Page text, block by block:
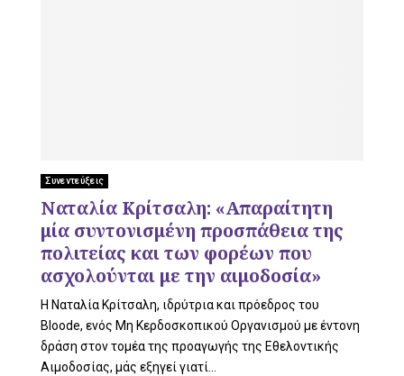
Συνεντεύξεις
Ναταλία Κρίτσαλη: «Απαραίτητη
μία συντονισμένη προσπάθεια της
πολιτείας και των φορέων που
ασχολούνται με την αιμοδοσία»
Η Ναταλία Κρίτσαλη, ιδρύτρια και πρόεδρος του
Bloode, ενός Μη Κερδοσκοπικού Οργανισμού με έντονη
δράση στον τομέα της προαγωγής της Εθελοντικής
Αιμοδοσίας, μάς εξηγεί γιατί...